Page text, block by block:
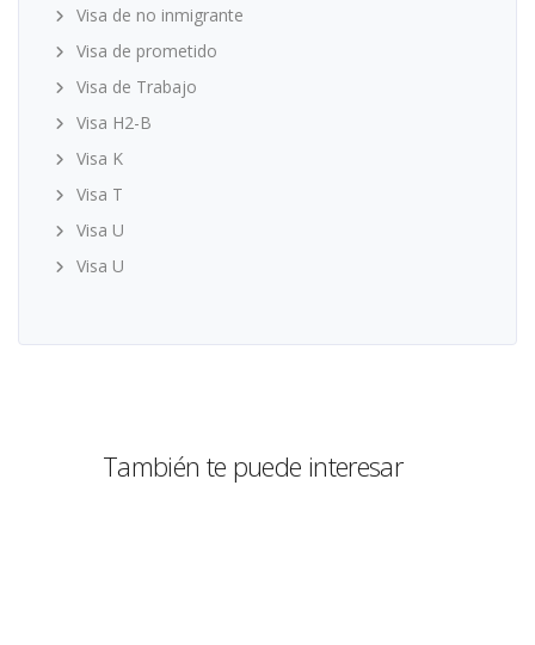
Visa de no inmigrante
Visa de prometido
Visa de Trabajo
Visa H2-B
Visa K
Visa T
Visa U
Visa U
También te puede interesar